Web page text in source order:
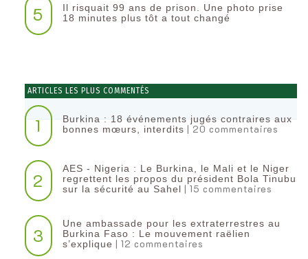
5
Il risquait 99 ans de prison. Une photo prise
18 minutes plus tôt a tout changé
ARTICLES LES PLUS COMMENTÉS
1
Burkina : 18 événements jugés contraires aux
bonnes mœurs, interdits | 20 commentaires
2
AES - Nigeria : Le Burkina, le Mali et le Niger
regrettent les propos du président Bola Tinubu
sur la sécurité au Sahel | 15 commentaires
3
Une ambassade pour les extraterrestres au
Burkina Faso : Le mouvement raëlien
s’explique | 12 commentaires